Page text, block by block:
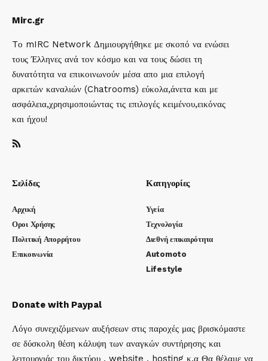
Mirc.gr
Tο mIRC Network Δημιουργήθηκε με σκοπό να ενώσει
τους Έλληνες ανά τον κόσμο και να τους δώσει τη
δυνατότητα να επικοινωνούν μέσα απο μια επιλογή
αρκετών καναλιών (Chatrooms) εύκολα,άνετα και με
ασφάλεια,χρησιμοποιώντας τις επιλογές κειμένου,εικόνας
και ήχου!
Σελίδες
Αρχική
Οροι Χρήσης
Πολιτική Απορρήτου
Επικοινωνία
Κατηγορίες
Υγεία
Τεχνολογία
Διεθνή επικαιρότητα
Automoto
Lifestyle
Donate with Paypal
Λόγο συνεχιζόμενων αυξήσεων στις παροχές μας βρισκόμαστε
σε δύσκολη θέση κάλυψη των αναγκών συντήρησης και
λειτουργιάς του δικτύου , website , hosting κ.α Θα θέλαμε να